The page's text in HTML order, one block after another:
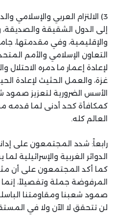
3) الالتزام العربي والإسلامي
إلى الدول الشقيقة
والإقليمية، وفي مقدمتها،
التعاون الإسلامي والأمم
لإعادة إعمار ما دمره
غزة، والعمل الحثيث لإعادة
الأسس الضرورية لتعزيز صمود
كمكافأة كحد أدنى لما قدمه
العالم كله.
رابعاً: شدد المجتمعون على
الدوائر الغربية والإسرائيلية
كما أكد المجتمعون على أن
المرفوضة جملة وتفصيلاً، إنما
صمود شعبنا ومقاومتنا
لن تتحقق لا الآن ولا في